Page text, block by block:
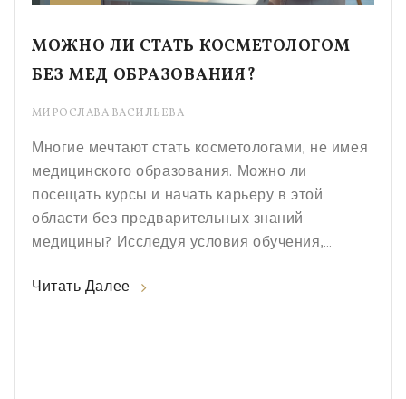
МОЖНО ЛИ СТАТЬ КОСМЕТОЛОГОМ
БЕЗ МЕД ОБРАЗОВАНИЯ?
МИРОСЛАВА ВАСИЛЬЕВА
Многие мечтают стать косметологами, не имея
медицинского образования. Можно ли
посещать курсы и начать карьеру в этой
области без предварительных знаний
медицины? Исследуя условия обучения,
вы узнаете, какой путь выбрать и какие навыки
Читать Далее